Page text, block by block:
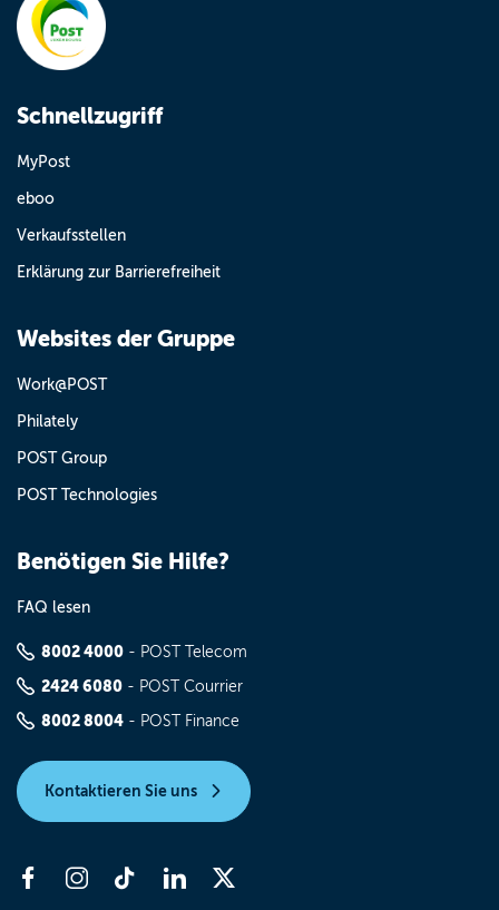
Schnellzugriff
MyPost
eboo
Verkaufsstellen
Erklärung zur Barrierefreiheit
Websites der Gruppe
Work@POST
Philately
POST Group
POST Technologies
Benötigen Sie Hilfe?
FAQ lesen
8002 4000 - POST Telecom
2424 6080 - POST Courrier
8002 8004 - POST Finance
Kontaktieren Sie uns